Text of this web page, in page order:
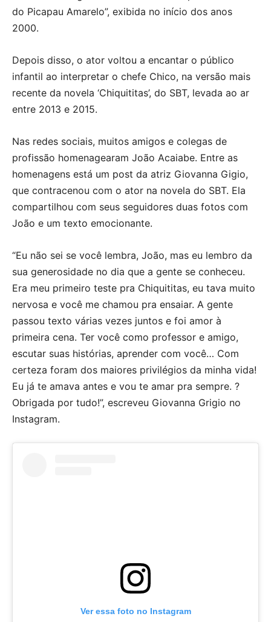
do Picapau Amarelo”, exibida no início dos anos
2000.
Depois disso, o ator voltou a encantar o público
infantil ao interpretar o chefe Chico, na versão mais
recente da novela ‘Chiquititas’, do SBT, levada ao ar
entre 2013 e 2015.
Nas redes sociais, muitos amigos e colegas de
profissão homenagearam João Acaiabe. Entre as
homenagens está um post da atriz Giovanna Gigio,
que contracenou com o ator na novela do SBT. Ela
compartilhou com seus seguidores duas fotos com
João e um texto emocionante.
“Eu não sei se você lembra, João, mas eu lembro da
sua generosidade no dia que a gente se conheceu.
Era meu primeiro teste pra Chiquititas, eu tava muito
nervosa e você me chamou pra ensaiar. A gente
passou texto várias vezes juntos e foi amor à
primeira cena. Ter você como professor e amigo,
escutar suas histórias, aprender com você… Com
certeza foram dos maiores privilégios da minha vida!
Eu já te amava antes e vou te amar pra sempre. ?
Obrigada por tudo!”, escreveu Giovanna Grigio no
Instagram.
Ver essa foto no Instagram